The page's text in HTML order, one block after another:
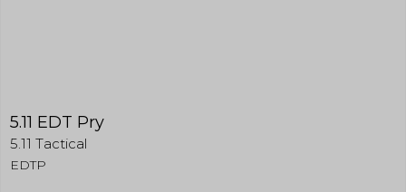
5.11 EDT Pry
5.11 Tactical
EDTP